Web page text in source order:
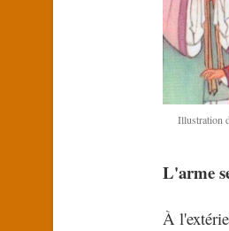
Illustration
L'arme
À